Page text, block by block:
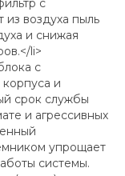
с
воздуха пыль
и снижая
li>
с
и
срок службы
и агрессивных
упрощает
системы.